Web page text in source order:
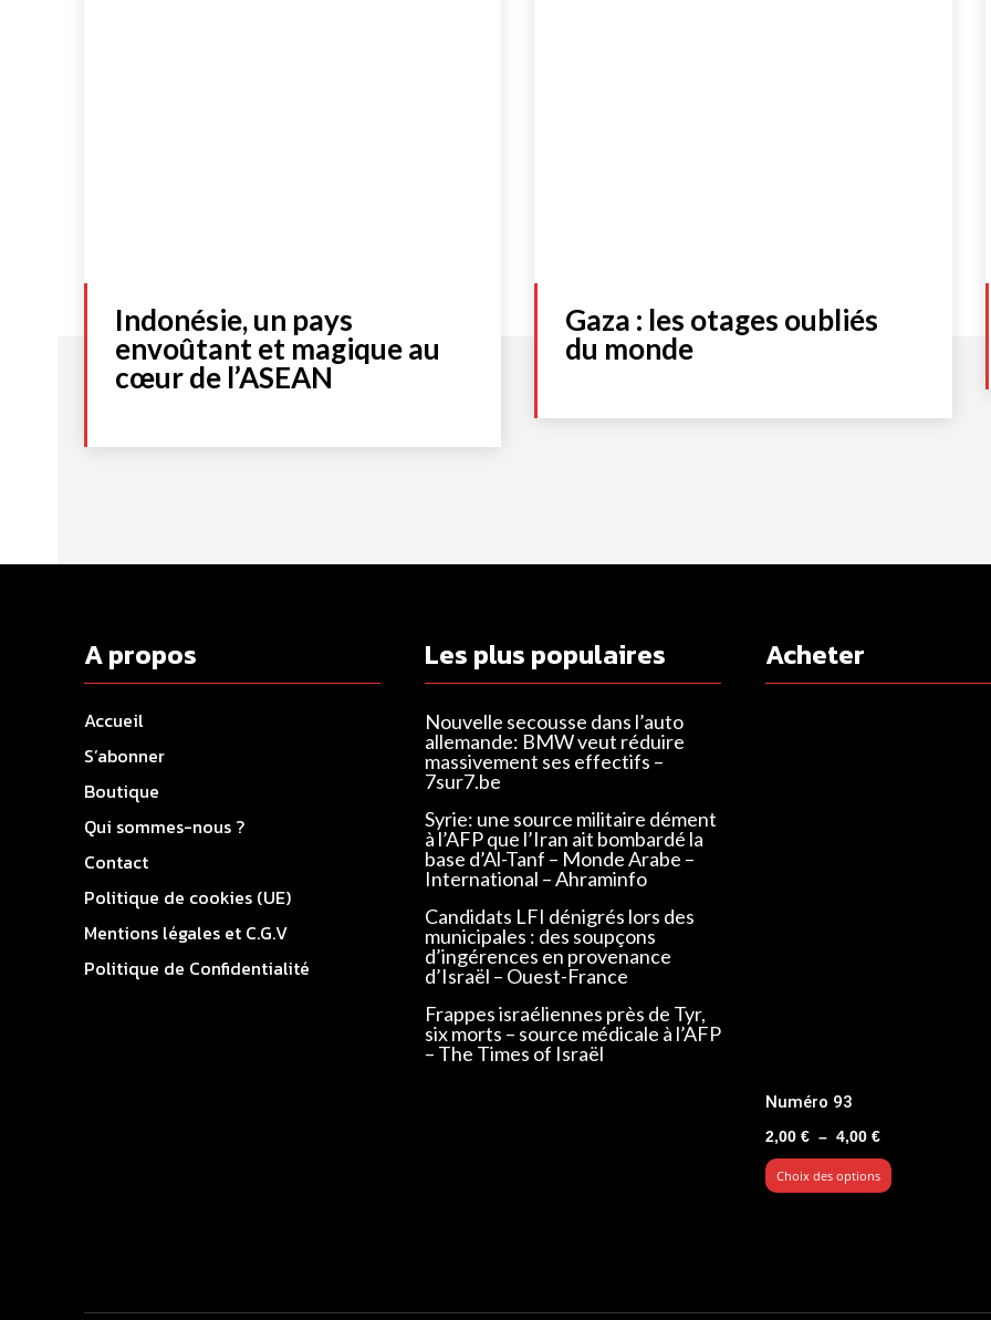
Indonésie, un pays
envoûtant et magique au
cœur de l’ASEAN
Gaza : les otages oubliés
du monde
A propos
Accueil
S’abonner
Boutique
Qui sommes-nous ?
Contact
Politique de cookies (UE)
Mentions légales et C.G.V
Politique de Confidentialité
Les plus populaires
Nouvelle secousse dans l’auto
allemande: BMW veut réduire
massivement ses effectifs –
7sur7.be
Syrie: une source militaire dément
à l’AFP que l’Iran ait bombardé la
base d’Al-Tanf – Monde Arabe –
International – Ahraminfo
Candidats LFI dénigrés lors des
municipales : des soupçons
d’ingérences en provenance
d’Israël – Ouest-France
Frappes israéliennes près de Tyr,
six morts – source médicale à l’AFP
– The Times of Israël
Acheter
Numéro 93
2,00 € – 4,00 €Plage
de
prix :
Choix des options